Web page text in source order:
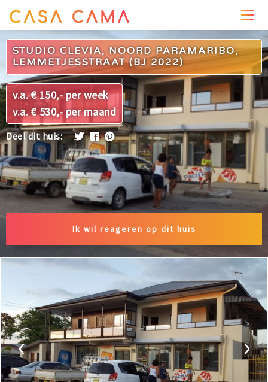
PRIJZEN WONING
STUDIO CLEVIA, NOORD PARAMARIBO,
LEMMETJESSTRAAT (BJ 2022)
v.a. € 150,- per week
v.a. € 530,- per maand
Deel dit huis:
Ik wil reageren op dit huis
‹ ›